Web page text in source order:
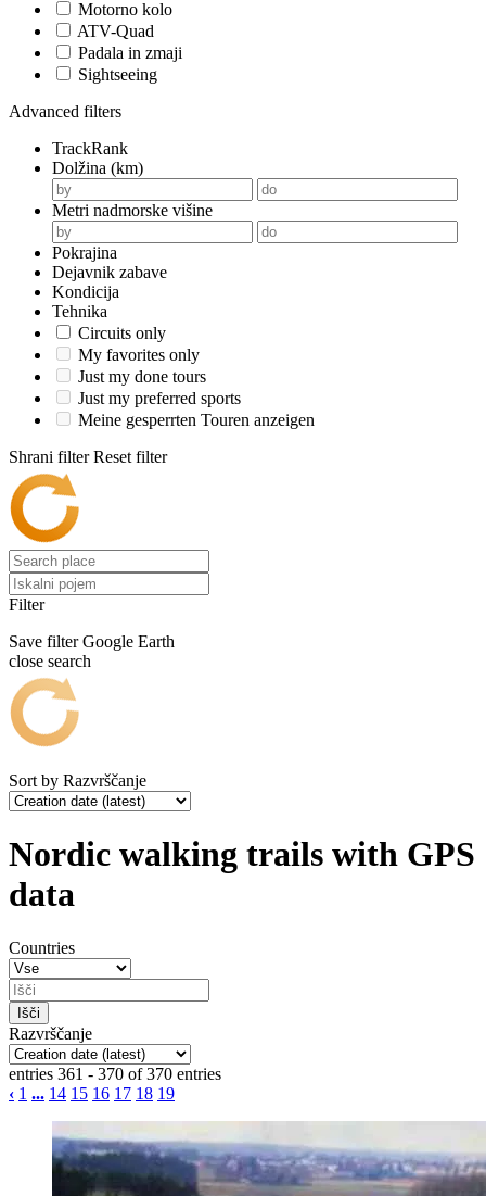
Motorno kolo
ATV-Quad
Padala in zmaji
Sightseeing
Advanced filters
TrackRank
Dolžina (km)
Metri nadmorske višine
Pokrajina
Dejavnik zabave
Kondicija
Tehnika
Circuits only
My favorites only
Just my done tours
Just my preferred sports
Meine gesperrten Touren anzeigen
Shrani filter Reset filter
Filter
Save filter Google Earth
close search
Sort by Razvrščanje
Nordic walking trails with GPS
data
Countries
Razvrščanje
entries 361 - 370 of 370 entries
‹ 1 ... 14 15 16 17 18 19